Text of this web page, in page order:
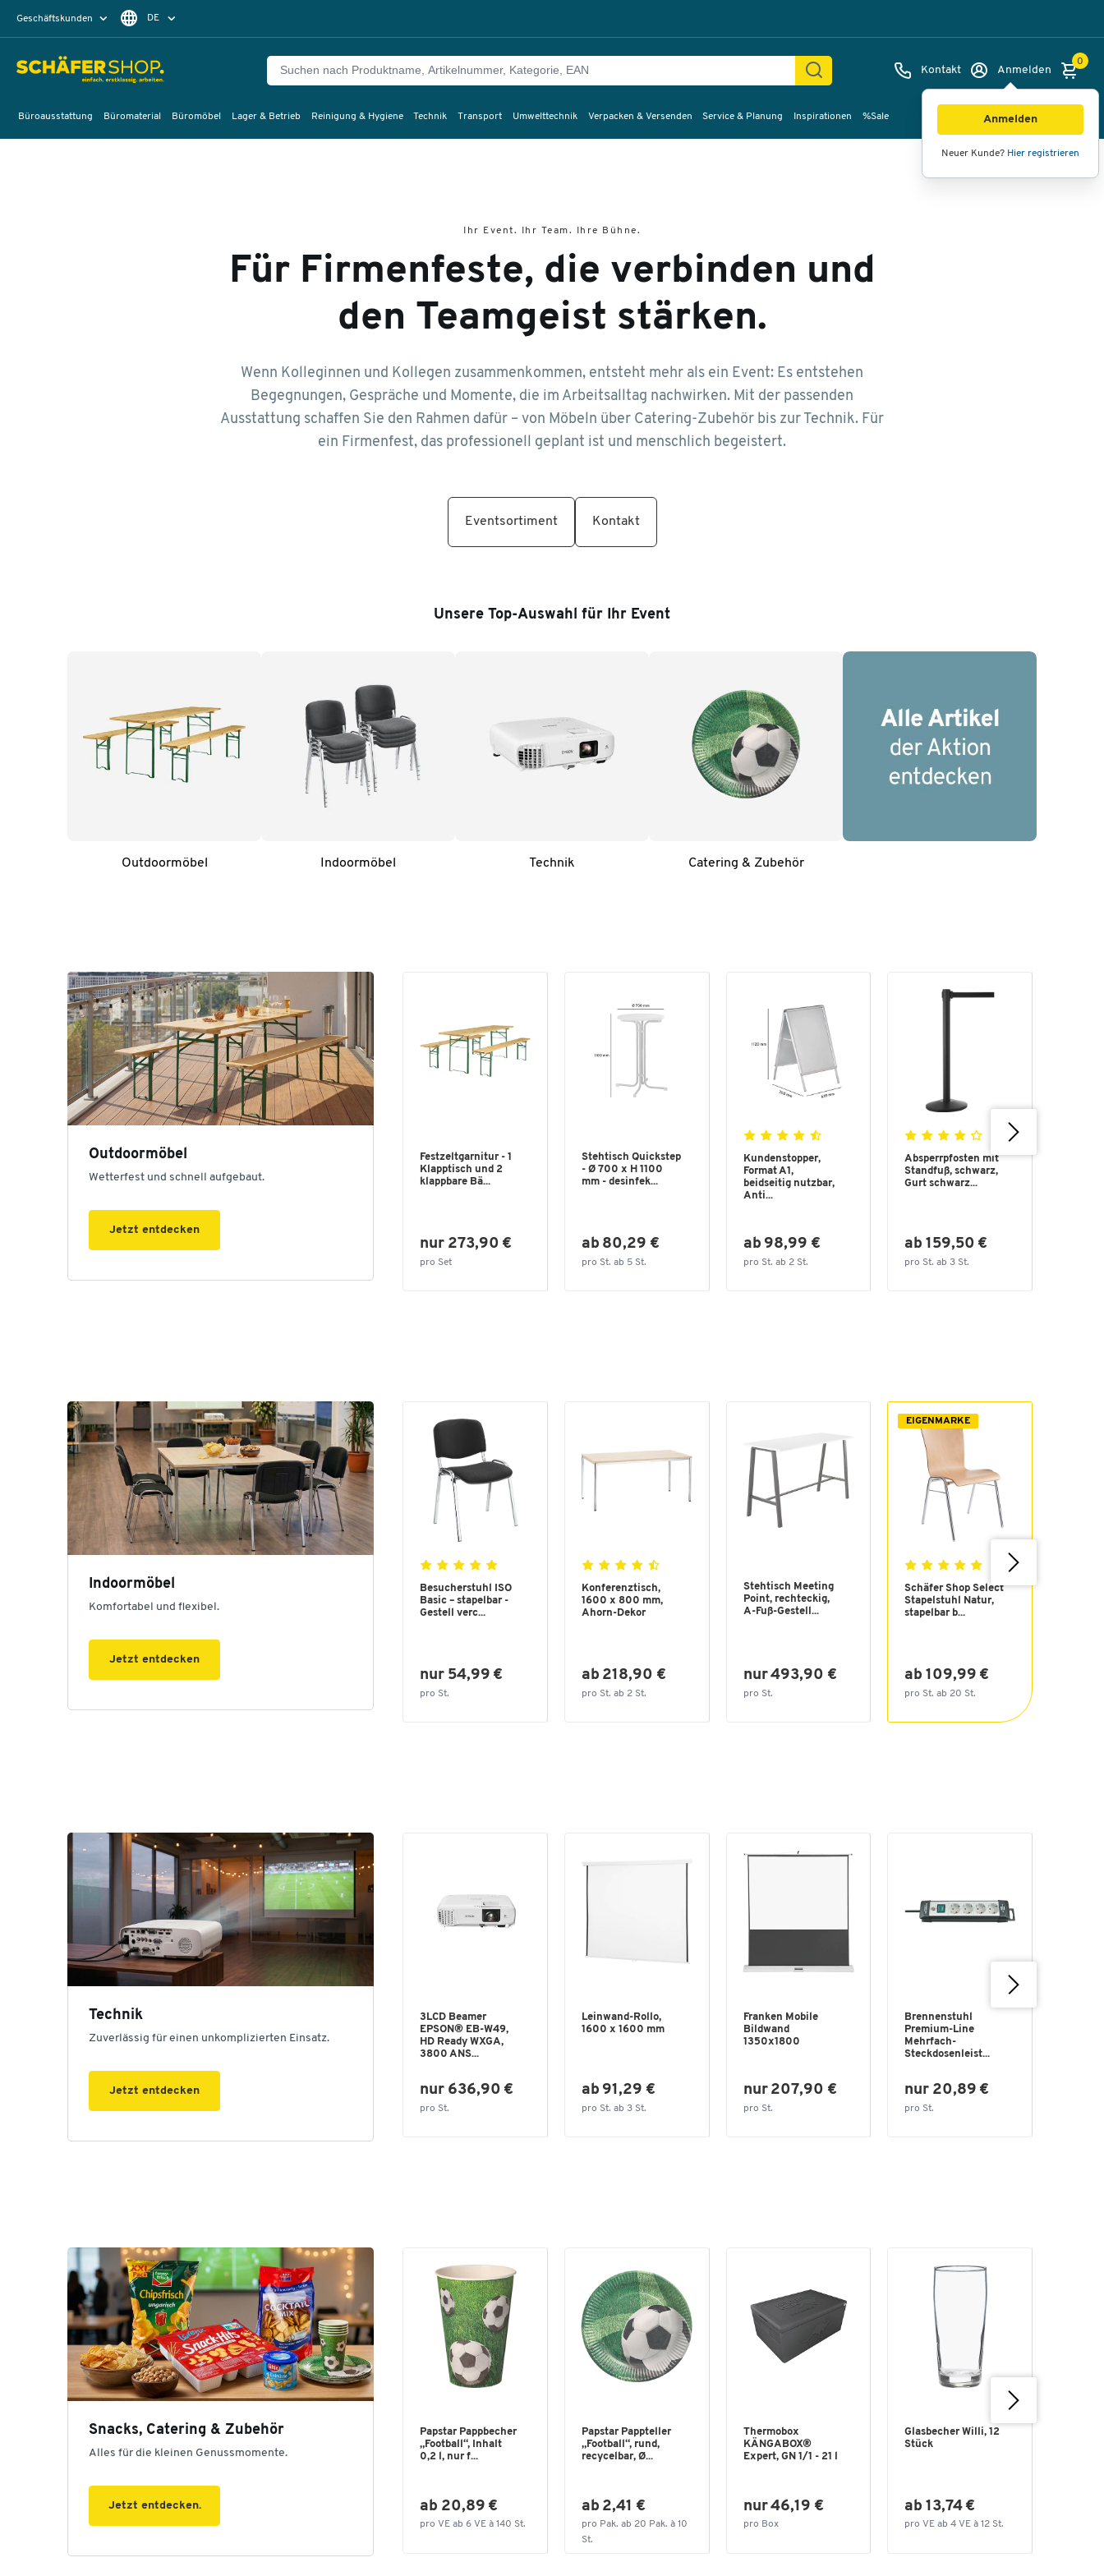
Geschäftskunden DE
Kontakt Anmelden
Anmelden
Neuer Kunde? Hier registrieren
0
Büroausstattung Büromaterial Büromöbel Lager & Betrieb Reinigung & Hygiene Technik Transport Umwelttechnik Verpacken & Versenden Service & Planung Inspirationen %Sale
Ihr Event. Ihr Team. Ihre Bühne.
Für Firmenfeste, die verbinden und
den Teamgeist stärken.
Wenn Kolleginnen und Kollegen zusammenkommen, entsteht mehr als ein Event: Es entstehen
Begegnungen, Gespräche und Momente, die im Arbeitsalltag nachwirken. Mit der passenden
Ausstattung schaffen Sie den Rahmen dafür – von Möbeln über Catering-Zubehör bis zur Technik. Für
ein Firmenfest, das professionell geplant ist und menschlich begeistert.
Eventsortiment Kontakt
Unsere Top-Auswahl für Ihr Event
Outdoormöbel Indoormöbel Technik Catering & Zubehör
Outdoormöbel
Wetterfest und schnell aufgebaut.
Jetzt entdecken
Festzeltgarnitur - 1
Klapptisch und 2
klappbare Bä...
nur 273,90 €
pro Set
Stehtisch Quickstep
- Ø 700 x H 1100
mm - desinfek...
ab 80,29 €
pro St. ab 5 St.
Kundenstopper,
Format A1,
beidseitig nutzbar,
Anti...
ab 98,99 €
pro St. ab 2 St.
Absperrpfosten mit
Standfuß, schwarz,
Gurt schwarz...
ab 159,50 €
pro St. ab 3 St.
Indoormöbel
Komfortabel und flexibel.
Jetzt entdecken
Besucherstuhl ISO
Basic – stapelbar -
Gestell verc...
nur 54,99 €
pro St.
Konferenztisch,
1600 x 800 mm,
Ahorn-Dekor
ab 218,90 €
pro St. ab 2 St.
Stehtisch Meeting
Point, rechteckig,
A-Fuß-Gestell...
nur 493,90 €
pro St.
EIGENMARKE
Schäfer Shop Select
Stapelstuhl Natur,
stapelbar b...
ab 109,99 €
pro St. ab 20 St.
Technik
Zuverlässig für einen unkomplizierten Einsatz.
Jetzt entdecken
3LCD Beamer
EPSON® EB-W49,
HD Ready WXGA,
3800 ANS...
nur 636,90 €
pro St.
Leinwand-Rollo,
1600 x 1600 mm
ab 91,29 €
pro St. ab 3 St.
Franken Mobile
Bildwand
1350x1800
nur 207,90 €
pro St.
Brennenstuhl
Premium-Line
Mehrfach-
Steckdosenleist...
nur 20,89 €
pro St.
Snacks, Catering & Zubehör
Alles für die kleinen Genussmomente.
Jetzt entdecken.
Papstar Pappbecher
„Football“, Inhalt
0,2 l, nur f...
ab 20,89 €
pro VE ab 6 VE à 140 St.
Papstar Pappteller
„Football“, rund,
recycelbar, Ø...
ab 2,41 €
pro Pak. ab 20 Pak. à 10
St.
Thermobox
KÄNGABOX®
Expert, GN 1/1 - 21 l
nur 46,19 €
pro Box
Glasbecher Willi, 12
Stück
ab 13,74 €
pro VE ab 4 VE à 12 St.